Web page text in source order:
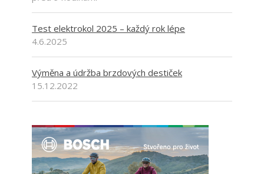
Test elektrokol 2025 – každý rok lépe
4.6.2025
Výměna a údržba brzdových destiček
15.12.2022